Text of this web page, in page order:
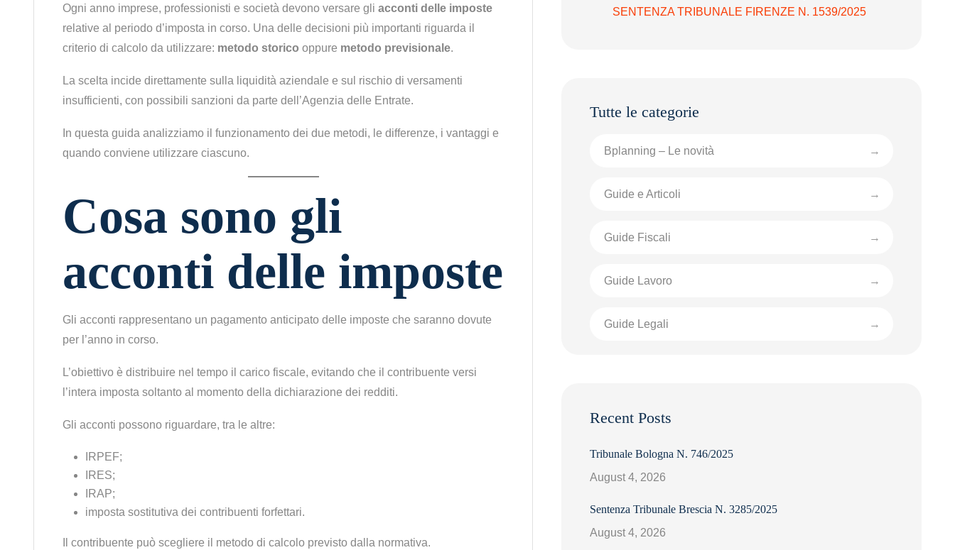
Ogni anno imprese, professionisti e società devono versare gli acconti delle imposte
relative al periodo d’imposta in corso. Una delle decisioni più importanti riguarda il
criterio di calcolo da utilizzare: metodo storico oppure metodo previsionale.
La scelta incide direttamente sulla liquidità aziendale e sul rischio di versamenti
insufficienti, con possibili sanzioni da parte dell’Agenzia delle Entrate.
In questa guida analizziamo il funzionamento dei due metodi, le differenze, i vantaggi e
quando conviene utilizzare ciascuno.
Cosa sono gli
acconti delle imposte
Gli acconti rappresentano un pagamento anticipato delle imposte che saranno dovute
per l’anno in corso.
L’obiettivo è distribuire nel tempo il carico fiscale, evitando che il contribuente versi
l’intera imposta soltanto al momento della dichiarazione dei redditi.
Gli acconti possono riguardare, tra le altre:
IRPEF;
IRES;
IRAP;
imposta sostitutiva dei contribuenti forfettari.
Il contribuente può scegliere il metodo di calcolo previsto dalla normativa.
SENTENZA TRIBUNALE FIRENZE N. 1539/2025
Bplanning – Le novità
Guide e Articoli
Guide Fiscali
Guide Lavoro
Guide Legali
Recent Posts
Tribunale Bologna N. 746/2025
August 4, 2026
Sentenza Tribunale Brescia N. 3285/2025
August 4, 2026